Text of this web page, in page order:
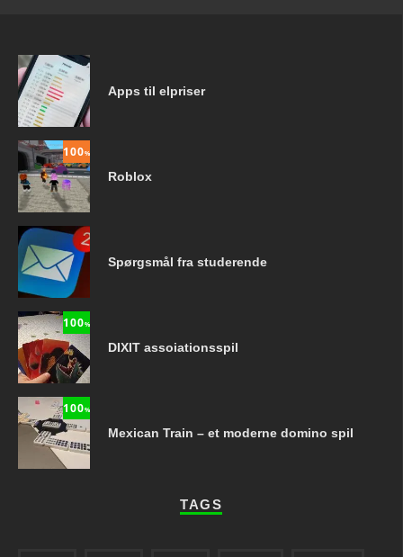
Apps til elpriser
100%
Roblox
Spørgsmål fra studerende
100%
DIXIT assoiationsspil
100%
Mexican Train – et moderne domino spil
TAGS